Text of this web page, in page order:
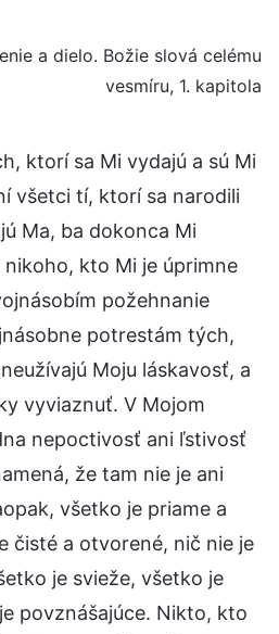
a dielo. Božie slová celému
vesmíru, 1. kapitola
ktorí sa Mi vydajú a sú Mi
všetci tí, ktorí sa narodili
Ma, ba dokonca Mi
kto Mi je úprimne
požehnanie
potrestám tých,
Moju láskavosť, a
vyviaznuť. V Mojom
nepoctivosť ani ľstivosť
že tam nie je ani
všetko je priame a
čisté a otvorené, nič nie je
je svieže, všetko je
povznášajúce. Nikto, kto